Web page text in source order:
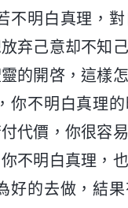
不明白真理，
弃己意却不知
的開啓，這樣
你不明白真理
代價，你很容
不明白真理，
好的去做，結